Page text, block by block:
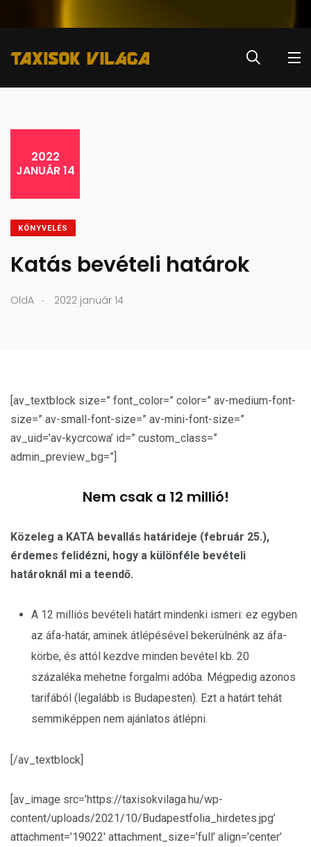
2022
JANUÁR 14
KÖNYVELÉS
Katás bevételi határok
OldA . 2022 január 14
[av_textblock size=” font_color=” color=” av-medium-font-
size=” av-small-font-size=” av-mini-font-size=”
av_uid=’av-kycrcowa’ id=” custom_class=”
admin_preview_bg=”]
Nem csak a 12 millió!
Közeleg a KATA bevallás határideje (február 25.),
érdemes felidézni, hogy a különféle bevételi
határoknál mi a teendő.
A 12 milliós bevételi határt mindenki ismeri: ez egyben
az áfa-határ, aminek átlépésével bekerülnénk az áfa-
körbe, és attól kezdve minden bevétel kb. 20
százaléka mehetne forgalmi adóba. Mégpedig azonos
tarifából (legalább is Budapesten). Ezt a határt tehát
semmiképpen nem ajánlatos átlépni.
[/av_textblock]
[av_image src=’https://taxisokvilaga.hu/wp-
content/uploads/2021/10/Budapestfolia_hirdetes.jpg’
attachment=’19022′ attachment_size=’full’ align=’center’